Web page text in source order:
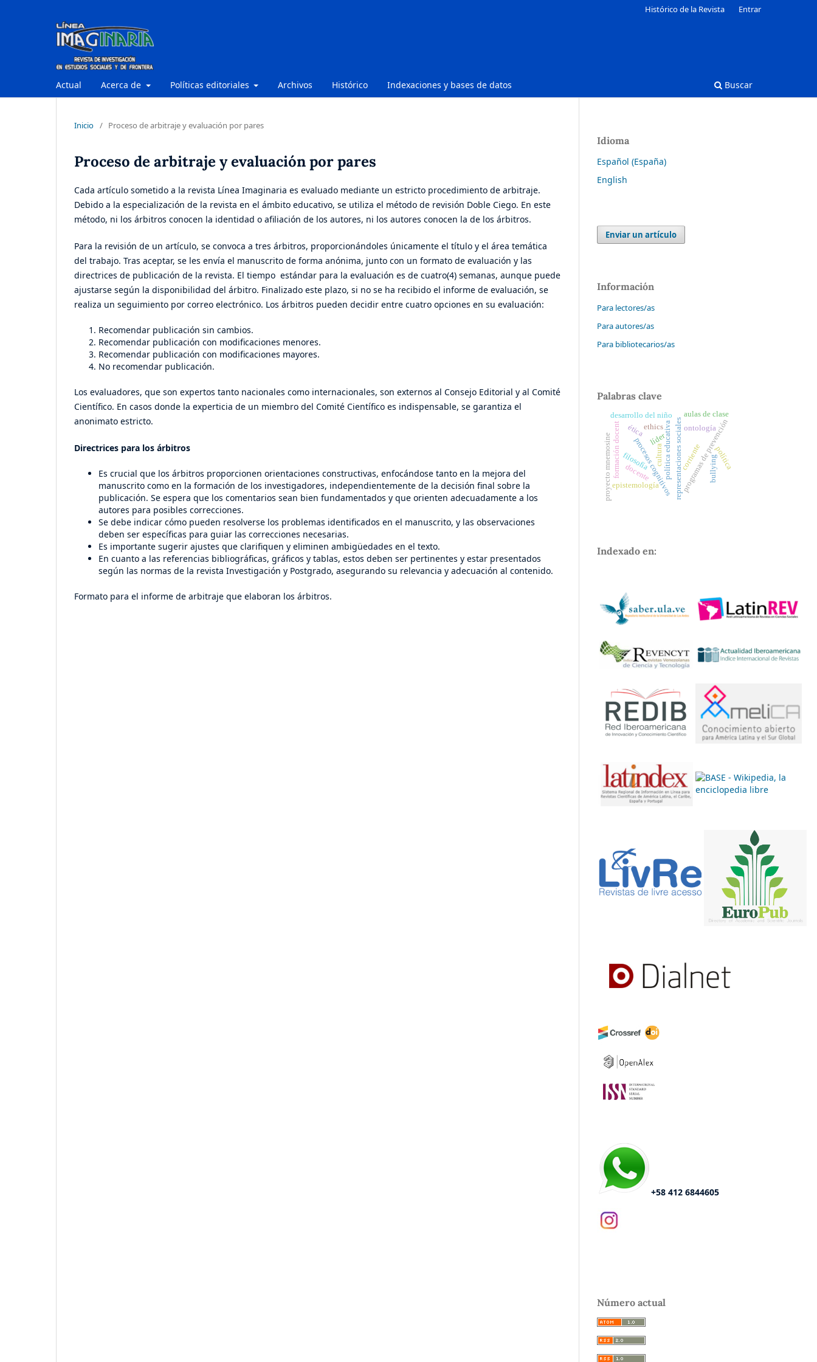
Actual Acerca de Políticas editoriales Archivos Histórico Indexaciones y bases de datos Buscar
Histórico de la Revista Entrar
Inicio / Proceso de arbitraje y evaluación por pares
Proceso de arbitraje y evaluación por pares
Cada artículo sometido a la revista Línea Imaginaria es evaluado mediante un estricto procedimiento de arbitraje.
Debido a la especialización de la revista en el ámbito educativo, se utiliza el método de revisión Doble Ciego. En este
método, ni los árbitros conocen la identidad o afiliación de los autores, ni los autores conocen la de los árbitros.
Para la revisión de un artículo, se convoca a tres árbitros, proporcionándoles únicamente el título y el área temática
del trabajo. Tras aceptar, se les envía el manuscrito de forma anónima, junto con un formato de evaluación y las
directrices de publicación de la revista. El tiempo estándar para la evaluación es de cuatro(4) semanas, aunque puede
ajustarse según la disponibilidad del árbitro. Finalizado este plazo, si no se ha recibido el informe de evaluación, se
realiza un seguimiento por correo electrónico. Los árbitros pueden decidir entre cuatro opciones en su evaluación:
Recomendar publicación sin cambios.
Recomendar publicación con modificaciones menores.
Recomendar publicación con modificaciones mayores.
No recomendar publicación.
Los evaluadores, que son expertos tanto nacionales como internacionales, son externos al Consejo Editorial y al Comité
Científico. En casos donde la experticia de un miembro del Comité Científico es indispensable, se garantiza el
anonimato estricto.
Directrices para los árbitros
Es crucial que los árbitros proporcionen orientaciones constructivas, enfocándose tanto en la mejora del
manuscrito como en la formación de los investigadores, independientemente de la decisión final sobre la
publicación. Se espera que los comentarios sean bien fundamentados y que orienten adecuadamente a los
autores para posibles correcciones.
Se debe indicar cómo pueden resolverse los problemas identificados en el manuscrito, y las observaciones
deben ser específicas para guiar las correcciones necesarias.
Es importante sugerir ajustes que clarifiquen y eliminen ambigüedades en el texto.
En cuanto a las referencias bibliográficas, gráficos y tablas, estos deben ser pertinentes y estar presentados
según las normas de la revista Investigación y Postgrado, asegurando su relevancia y adecuación al contenido.
Formato para el informe de arbitraje que elaboran los árbitros.
Idioma
Español (España)
English
Enviar un artículo
Información
Para lectores/as
Para autores/as
Para bibliotecarios/as
Palabras clave
representaciones sociales
líderpolítica educativa programas de prevención
procesos cognitivos política
éticaethics
desarrollo del niño
epistemología
corriente
filosofía
proyecto mnemosineformación docent ontología
bullying
aulas de clase
docente
cultura
Indexado en:
+58 412 6844605
Número actual